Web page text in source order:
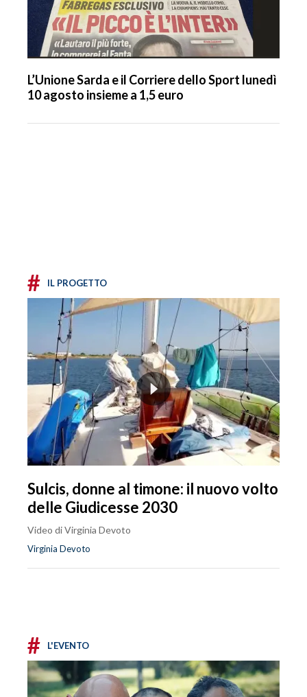
L’Unione Sarda e il Corriere dello Sport lunedì
10 agosto insieme a 1,5 euro
# IL PROGETTO
Sulcis, donne al timone: il nuovo volto
delle Giudicesse 2030
Video di Virginia Devoto
Virginia Devoto
# L'EVENTO